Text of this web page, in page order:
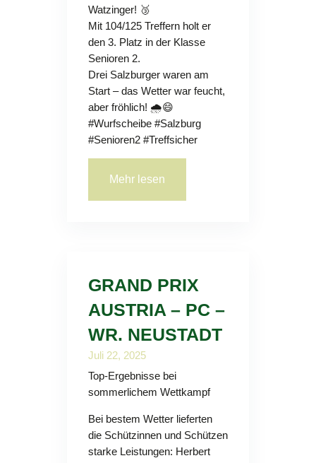
Watzinger! 🥉
Mit 104/125 Treffern holt er
den 3. Platz in der Klasse
Senioren 2.
Drei Salzburger waren am
Start – das Wetter war feucht,
aber fröhlich! 🌧️😄
#Wurfscheibe #Salzburg
#Senioren2 #Treffsicher
Mehr lesen
GRAND PRIX
AUSTRIA – PC –
WR. NEUSTADT
Juli 22, 2025
Top-Ergebnisse bei
sommerlichem Wettkampf
Bei bestem Wetter lieferten
die Schützinnen und Schützen
starke Leistungen: Herbert